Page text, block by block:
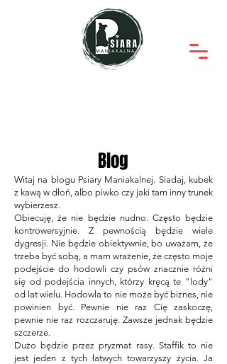
Blog
Witaj na blogu Psiary Maniakalnej. Siadaj, kubek
z kawą w dłoń, albo piwko czy jaki tam inny trunek
wybierzesz.
Obiecuję, że nie będzie nudno. Często będzie
kontrowersyjnie. Z pewnością będzie wiele
dygresji. Nie będzie obiektywnie, bo uważam, że
trzeba być sobą, a mam wrażenie, że często moje
podejście do hodowli czy psów znacznie różni
się od podejścia innych, którzy kręcą te "lody"
od lat wielu. Hodowla to nie może być biznes, nie
powinien być. Pewnie nie raz Cię zaskoczę,
pewnie nie raz rozczaruję. Zawsze jednak będzie
szczerze.
Dużo będzie przez pryzmat rasy. Staffik to nie
jest jeden z tych łatwych towarzyszy życia. Ja